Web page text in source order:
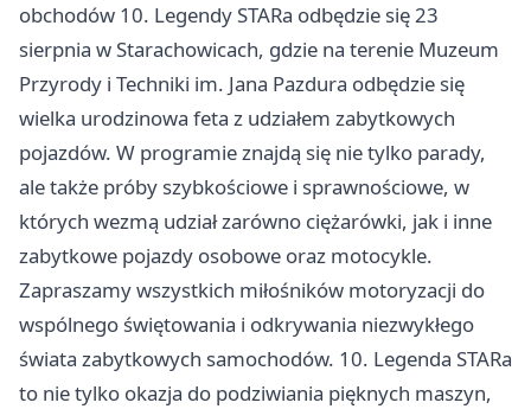
obchodów 10. Legendy STARa odbędzie się 23
sierpnia w Starachowicach, gdzie na terenie Muzeum
Przyrody i Techniki im. Jana Pazdura odbędzie się
wielka urodzinowa feta z udziałem zabytkowych
pojazdów. W programie znajdą się nie tylko parady,
ale także próby szybkościowe i sprawnościowe, w
których wezmą udział zarówno ciężarówki, jak i inne
zabytkowe pojazdy osobowe oraz motocykle.
Zapraszamy wszystkich miłośników motoryzacji do
wspólnego świętowania i odkrywania niezwykłego
świata zabytkowych samochodów. 10. Legenda STARa
to nie tylko okazja do podziwiania pięknych maszyn,